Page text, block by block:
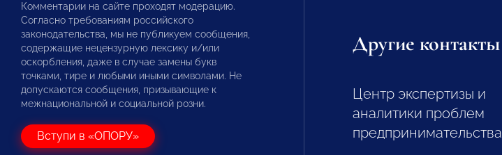
Комментарии на сайте проходят модерацию.
Согласно требованиям российского
законодательства, мы не публикуем сообщения,
содержащие нецензурную лексику и/или
оскорбления, даже в случае замены букв
точками, тире и любыми иными символами. Не
допускаются сообщения, призывающие к
межнациональной и социальной розни.
Вступи в «ОПОРУ»
Другие контакты
Центр экспертизы и
аналитики проблем
предпринимательства